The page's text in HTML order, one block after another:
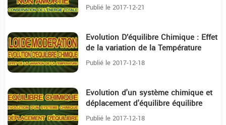
Publié le 2017-12-21
6:15 Evolution D’équilibre Chimique : Effet
de la variation de la Température
équilibre chimique
Publié le 2017-12-18
9:9 Evolution d'un système chimique et
déplacement d'équilibre équilibre
chimique
Publié le 2017-12-18